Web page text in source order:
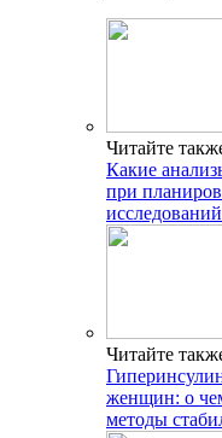
Читайте
Какие
при
Читайте
женщин: о
методы